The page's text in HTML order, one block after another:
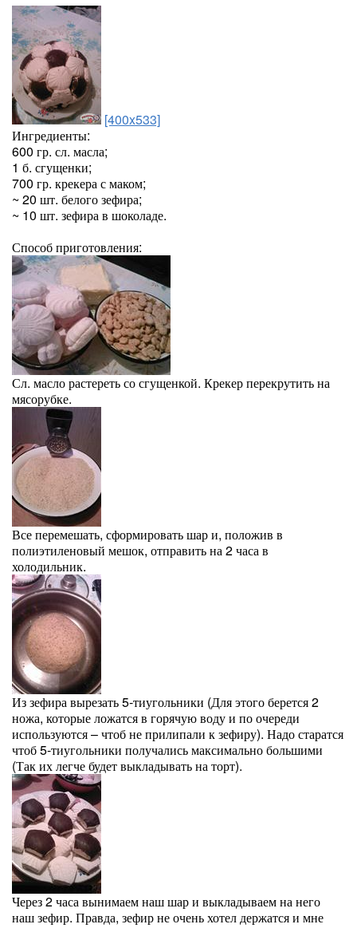
[400x533]
Ингредиенты:
600 гр. сл. масла;
1 б. сгущенки;
700 гр. крекера с маком;
~ 20 шт. белого зефира;
~ 10 шт. зефира в шоколаде.
Способ приготовления:
Сл. масло растереть со сгущенкой. Крекер перекрутить на
мясорубке.
Все перемешать, сформировать шар и, положив в
полиэтиленовый мешок, отправить на 2 часа в
холодильник.
Из зефира вырезать 5-тиугольники (Для этого берется 2
ножа, которые ложатся в горячую воду и по очереди
используются – чтоб не прилипали к зефиру). Надо старатся
чтоб 5-тиугольники получались максимально большими
(Так их легче будет выкладывать на торт).
Через 2 часа вынимаем наш шар и выкладываем на него
наш зефир. Правда, зефир не очень хотел держатся и мне